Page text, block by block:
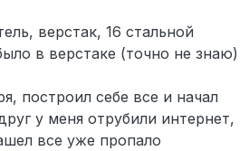
верстак, 16 стальной
в верстаке (точно не знаю)
построил себе все и начал
у меня отрубили интернет,
все уже пропало